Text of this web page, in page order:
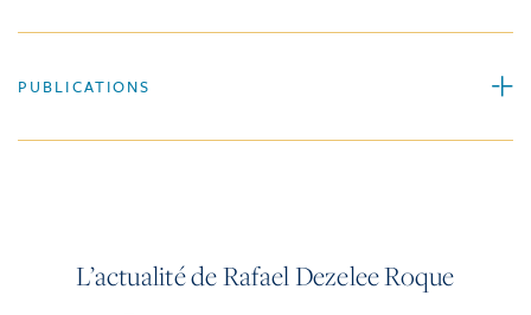
PUBLICATIONS
L’actualité de Rafael Dezelee Roque